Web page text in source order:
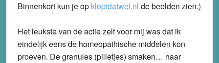
Binnenkort kun je op kloptdatwel.nl de beelden zien.)
Het leukste van de actie zelf voor mij was dat ik
eindelijk eens de homeopathische middelen kon
proeven. De granules (pilletjes) smaken… naar